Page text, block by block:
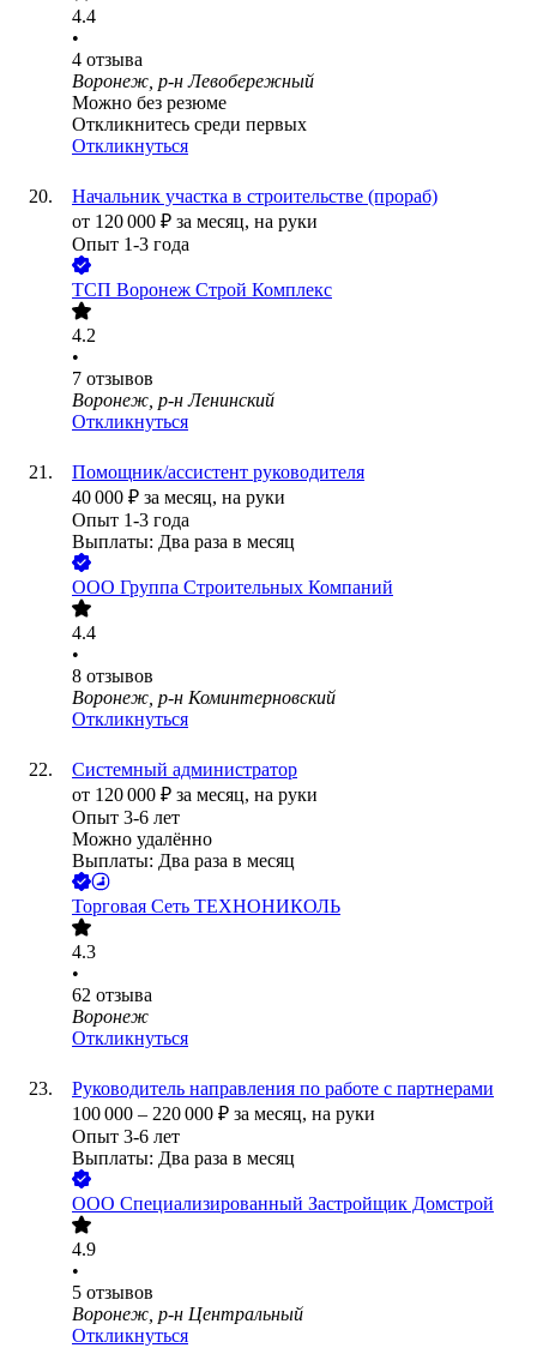
4.4
•
4 отзыва
Воронеж, р-н Левобережный
Можно без резюме
Откликнитесь среди первых
Откликнуться
Начальник участка в строительстве (прораб)
от 120 000 ₽ за месяц, на руки
Опыт 1-3 года
ТСП Воронеж Строй Комплекс
4.2
•
7 отзывов
Воронеж, р-н Ленинский
Откликнуться
Помощник/ассистент руководителя
40 000 ₽ за месяц, на руки
Опыт 1-3 года
Выплаты: Два раза в месяц
ООО Группа Строительных Компаний
4.4
•
8 отзывов
Воронеж, р-н Коминтерновский
Откликнуться
Системный администратор
от 120 000 ₽ за месяц, на руки
Опыт 3-6 лет
Можно удалённо
Выплаты: Два раза в месяц
Торговая Сеть ТЕХНОНИКОЛЬ
4.3
•
62 отзыва
Воронеж
Откликнуться
Руководитель направления по работе с партнерами
100 000 – 220 000 ₽ за месяц, на руки
Опыт 3-6 лет
Выплаты: Два раза в месяц
ООО Специализированный Застройщик Домстрой
4.9
•
5 отзывов
Воронеж, р-н Центральный
Откликнуться